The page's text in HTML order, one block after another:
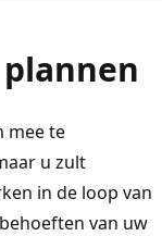
mee te
u zult
in de loop van
van uw